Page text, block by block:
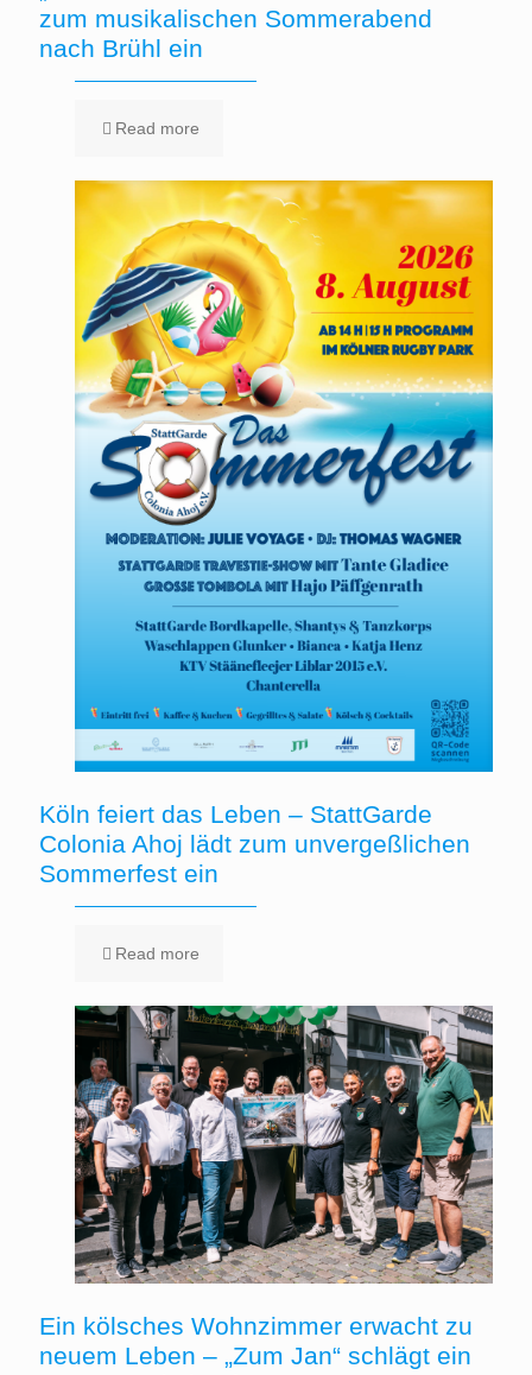
zum musikalischen Sommerabend
nach Brühl ein
Read more
Köln feiert das Leben – StattGarde
Colonia Ahoj lädt zum unvergeßlichen
Sommerfest ein
Read more
Ein kölsches Wohnzimmer erwacht zu
neuem Leben – „Zum Jan“ schlägt ein